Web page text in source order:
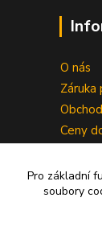
O nás
Záruka
Ceny
Pro základní
soubory